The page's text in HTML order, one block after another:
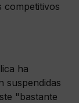
competitivos
ha
suspendidas
"bastante